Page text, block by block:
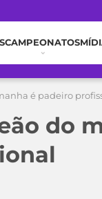
CAMPEONATOS
é padeiro
do